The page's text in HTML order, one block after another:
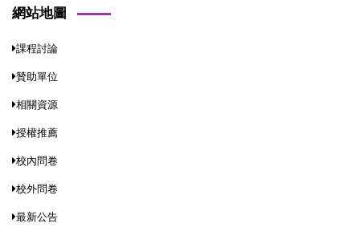
網站地圖
課程討論
贊助單位
相關資源
授權推薦
校內問卷
校外問卷
最新公告